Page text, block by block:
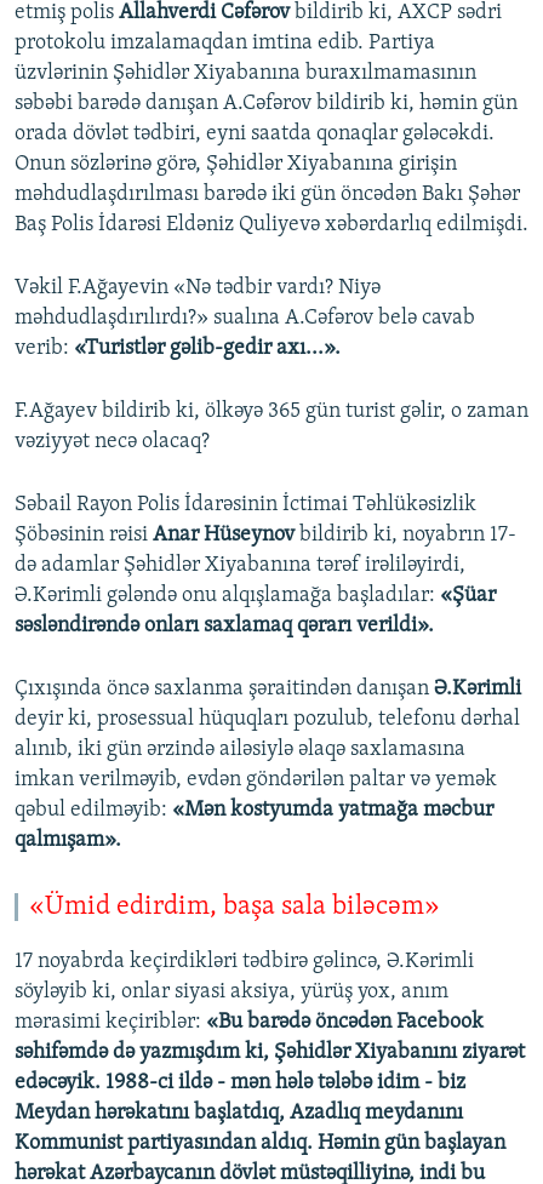
etmiş polis Allahverdi Cəfərovbildirib ki, AXCP sədri
protokolu imzalamaqdan imtina edib. Partiya
üzvlərinin Şəhidlər Xiyabanına buraxılmamasının
səbəbi barədə danışan A.Cəfərov bildirib ki, həmin gün
orada dövlət tədbiri, eyni saatda qonaqlar gələcəkdi.
Onun sözlərinə görə, Şəhidlər Xiyabanına girişin
məhdudlaşdırılması barədə iki gün öncədən Bakı Şəhər
Baş Polis İdarəsi Eldəniz Quliyevə xəbərdarlıq edilmişdi.
Vəkil F.Ağayevin «Nə tədbir vardı? Niyə
məhdudlaşdırılırdı?» sualına A.Cəfərov belə cavab
verib: «Turistlər gəlib-gedir axı...».
F.Ağayev bildirib ki, ölkəyə 365 gün turist gəlir, o zaman
vəziyyət necə olacaq?
Səbail Rayon Polis İdarəsinin İctimai Təhlükəsizlik
Şöbəsinin rəisi Anar Hüseynovbildirib ki, noyabrın 17-
də adamlar Şəhidlər Xiyabanına tərəf irəliləyirdi,
Ə.Kərimli gələndə onu alqışlamağa başladılar: «Şüar
səsləndirəndə onları saxlamaq qərarı verildi».
Çıxışında öncə saxlanma şəraitindən danışan Ə.Kərimli
deyir ki, prosessual hüquqları pozulub, telefonu dərhal
alınıb, iki gün ərzində ailəsiylə əlaqə saxlamasına
imkan verilməyib, evdən göndərilən paltar və yemək
qəbul edilməyib: «Mən kostyumda yatmağa məcbur
qalmışam».
«Ümid edirdim, başa sala biləcəm»
17 noyabrda keçirdikləri tədbirə gəlincə, Ə.Kərimli
söyləyib ki, onlar siyasi aksiya, yürüş yox, anım
mərasimi keçiriblər: «Bu barədə öncədən Facebook
səhifəmdə də yazmışdım ki, Şəhidlər Xiyabanını ziyarət
edəcəyik. 1988-ci ildə - mən hələ tələbə idim - biz
Meydan hərəkatını başlatdıq, Azadlıq meydanını
Kommunist partiyasından aldıq. Həmin gün başlayan
hərəkat Azərbaycanın dövlət müstəqilliyinə, indi bu